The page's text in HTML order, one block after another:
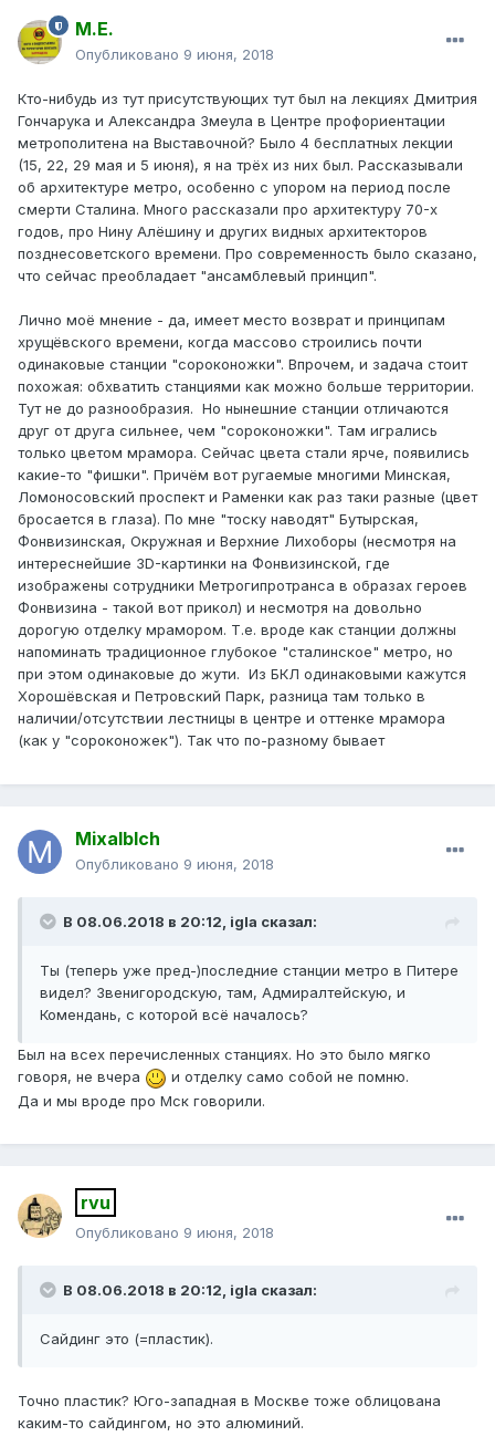
М.Е.
Опубликовано 9 июня, 2018
Кто-нибудь из тут присутствующих тут был на лекциях Дмитрия
Гончарука и Александра Змеула в Центре профориентации
метрополитена на Выставочной? Было 4 бесплатных лекции
(15, 22, 29 мая и 5 июня), я на трёх из них был. Рассказывали
об архитектуре метро, особенно с упором на период после
смерти Сталина. Много рассказали про архитектуру 70-х
годов, про Нину Алёшину и других видных архитекторов
позднесоветского времени. Про современность было сказано,
что сейчас преобладает "ансамблевый принцип".
Лично моё мнение - да, имеет место возврат и принципам
хрущёвского времени, когда массово строились почти
одинаковые станции "сороконожки". Впрочем, и задача стоит
похожая: обхватить станциями как можно больше территории.
Тут не до разнообразия. Но нынешние станции отличаются
друг от друга сильнее, чем "сороконожки". Там игрались
только цветом мрамора. Сейчас цвета стали ярче, появились
какие-то "фишки". Причём вот ругаемые многими Минская,
Ломоносовский проспект и Раменки как раз таки разные (цвет
бросается в глаза). По мне "тоску наводят" Бутырская,
Фонвизинская, Окружная и Верхние Лихоборы (несмотря на
интереснейшие 3D-картинки на Фонвизинской, где
изображены сотрудники Метрогипротранса в образах героев
Фонвизина - такой вот прикол) и несмотря на довольно
дорогую отделку мрамором. Т.е. вроде как станции должны
напоминать традиционное глубокое "сталинское" метро, но
при этом одинаковые до жути. Из БКЛ одинаковыми кажутся
Хорошёвская и Петровский Парк, разница там только в
наличии/отсутствии лестницы в центре и оттенке мрамора
(как у "сороконожек"). Так что по-разному бывает
Mixalblch
Опубликовано 9 июня, 2018
В 08.06.2018 в 20:12, igla сказал:
Ты (теперь уже пред-)последние станции метро в Питере
видел? Звенигородскую, там, Адмиралтейскую, и
Комендань, с которой всё началось?
Был на всех перечисленных станциях. Но это было мягко
говоря, не вчера
и отделку само собой не помню.
Да и мы вроде про Мск говорили.
rvu
Опубликовано 9 июня, 2018
В 08.06.2018 в 20:12, igla сказал:
Сайдинг это (=пластик).
Точно пластик? Юго-западная в Москве тоже облицована
каким-то сайдингом, но это алюминий.